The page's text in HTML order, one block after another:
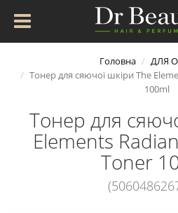
Головна
ДЛЯ
Тонер для сяючої шкіри The
100ml
Тонер для
Elements
Toner